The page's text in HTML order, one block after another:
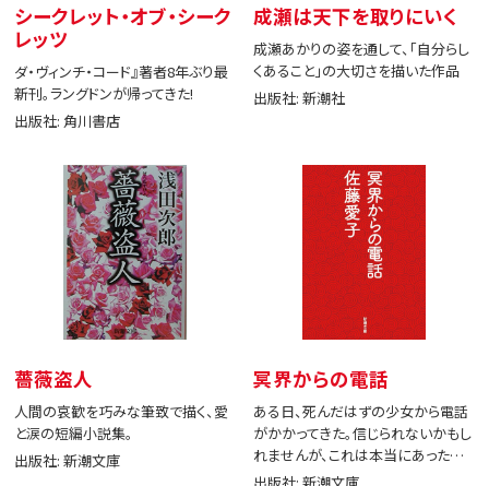
シークレット・オブ・シーク
レッツ
ダ・ヴィンチ・コード』著者8年ぶり最
新刊。ラングドンが帰ってきた!
出版社: 角川書店
成瀬は天下を取りにいく
成瀬あかりの姿を通して、「自分らし
くあること」の大切さを描いた作品
出版社: 新潮社
薔薇盗人
人間の哀歓を巧みな筆致で描く、愛
と涙の短編小説集。
出版社: 新潮文庫
冥界からの電話
ある日、死んだはずの少女から電話
がかかってきた。信じられないかもし
れませんが、これは本当にあった出
来事です。
出版社: 新潮文庫